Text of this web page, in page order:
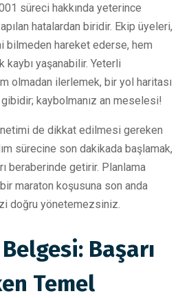
süreci hakkında yeterince
hatalardan biridir. Ekip üyeleri,
bilmeden hareket ederse, hem
kaybı yaşanabilir. Yeterli
olmadan ilerlemek, bir yol haritası
kaybolmanız an meselesi!
de dikkat edilmesi gereken
sürecine son dakikada başlamak,
beraberinde getirir. Planlama
maraton koşusuna son anda
doğru yönetemezsiniz.
Başarı
Temel